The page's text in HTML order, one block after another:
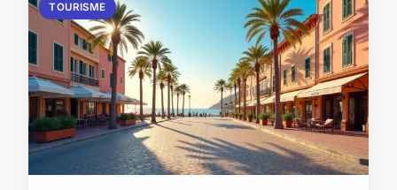
TOURISME